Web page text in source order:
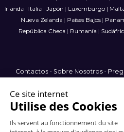
Irlanda | Italia | Japón | Luxemburgo|
Nueva Zelanda | Países Bajos |
República Checa | Rumanía |
Contactos - Sobre Nosotros -
Política